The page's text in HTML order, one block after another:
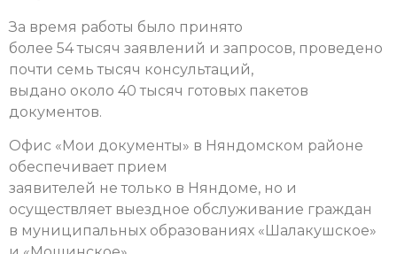
За время работы было принято
более 54 тысяч заявлений и запросов, проведено
почти семь тысяч консультаций,
выдано около 40 тысяч готовых пакетов
документов.
Офис «Мои документы» в Няндомском районе
обеспечивает прием
заявителей не только в Няндоме, но и
осуществляет выездное обслуживание граждан
в муниципальных образованиях «Шалакушское»